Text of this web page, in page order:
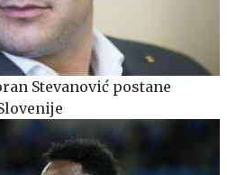
Stevanović postane